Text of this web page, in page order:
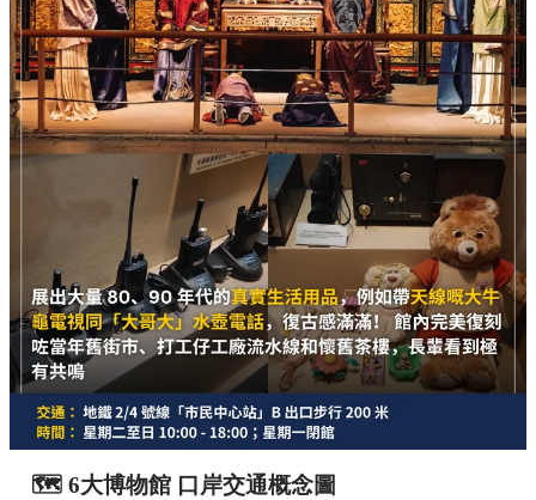
🗺️ 6大博物館 口岸交通概念圖